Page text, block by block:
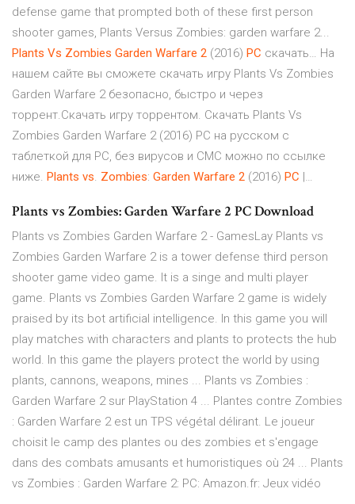
defense game that prompted both of these first person
shooter games, Plants Versus Zombies: garden warfare 2...
Plants Vs Zombies Garden Warfare 2 (2016) PC скачать… На
нашем сайте вы сможете скачать игру Plants Vs Zombies
Garden Warfare 2 безопасно, быстро и через
торрент.Скачать игру торрентом. Скачать Plants Vs
Zombies Garden Warfare 2 (2016) PC на русском с
таблеткой для PC, без вирусов и СМС можно по ссылке
ниже. Plants vs. Zombies: Garden Warfare 2 (2016) PC |…
Plants vs Zombies: Garden Warfare 2 PC Download
Plants vs Zombies Garden Warfare 2 - GamesLay Plants vs
Zombies Garden Warfare 2 is a tower defense third person
shooter game video game. It is a singe and multi player
game. Plants vs Zombies Garden Warfare 2 game is widely
praised by its bot artificial intelligence. In this game you will
play matches with characters and plants to protects the hub
world. In this game the players protect the world by using
plants, cannons, weapons, mines ... Plants vs Zombies :
Garden Warfare 2 sur PlayStation 4 ... Plantes contre Zombies
: Garden Warfare 2 est un TPS végétal délirant. Le joueur
choisit le camp des plantes ou des zombies et s'engage
dans des combats amusants et humoristiques où 24 ... Plants
vs Zombies : Garden Warfare 2: PC: Amazon.fr: Jeux vidéo